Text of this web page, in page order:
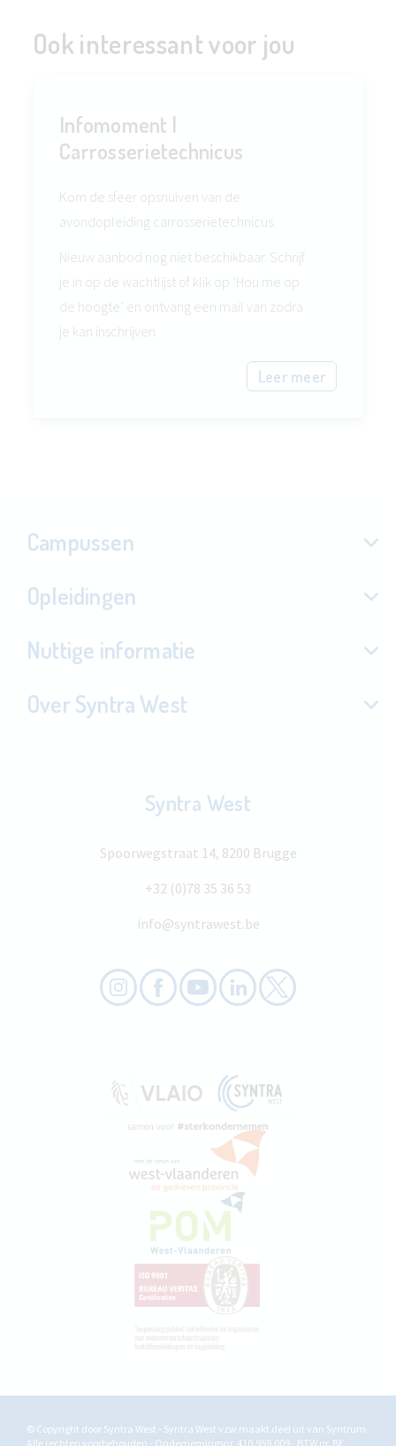
Ook interessant voor jou
Infomoment |
Carrosserietechnicus
Kom de sfeer opsnuiven van de
avondopleiding carrosserietechnicus.
Nieuw aanbod nog niet beschikbaar. Schrijf
je in op de wachtlijst of klik op ‘Hou me op
de hoogte’ en ontvang een mail van zodra
je kan inschrijven
Leer meer
Campussen
Opleidingen
Nuttige informatie
Over Syntra West
Syntra West
Spoorwegstraat 14, 8200 Brugge
+32 (0)78 35 36 53
info@syntrawest.be
© Copyright door Syntra West - Syntra West vzw maakt deel uit van Syntrum
Alle rechten voorbehouden - Ondernemingsnr. 410.959.009 - BTW nr. BE